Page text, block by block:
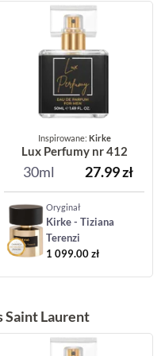
Inspirowane: Kirke
Lux Perfumy nr 412
30ml 27.99zł
Oryginał
Kirke - Tiziana
Terenzi
1 099.00zł
Saint Laurent